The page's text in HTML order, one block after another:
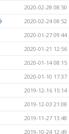
2020-02-28 08:50
2020-02-24 08:52
2020-01-27 09:44
2020-01-21 12:56
2020-01-14 08:15
2020-01-10 17:37
2019-12-16 15:14
2019-12-03 21:08
2019-11-27 13:48
2019-10-24 12:49